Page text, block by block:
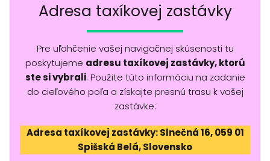
Adresa taxíkovej zastávky
Pre uľahčenie vašej navigačnej skúsenosti tu
poskytujeme adresu taxíkovej zastávky, ktorú
ste si vybrali. Použite túto informáciu na zadanie
do cieľového poľa a získajte presnú trasu k vašej
zastávke:
Adresa taxíkovej zastávky: Slnečná 16, 059 01
Spišská Belá, Slovensko